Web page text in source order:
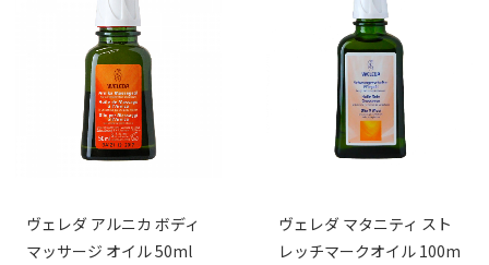
ヴェレダ アルニカ ボディ
マッサージ オイル 50ml
ヴェレダ マタニティ スト
レッチマークオイル 100m